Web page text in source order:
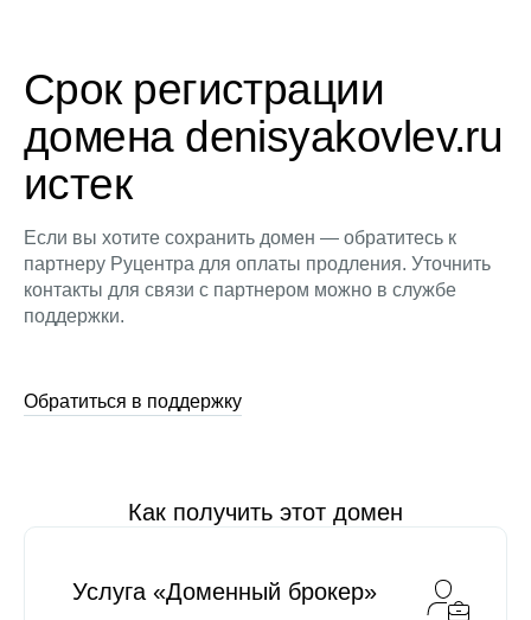
Срок регистрации
домена denisyakovlev.ru
истек
Если вы хотите сохранить домен — обратитесь к
партнеру Руцентра для оплаты продления. Уточнить
контакты для связи с партнером можно в службе
поддержки.
Обратиться в поддержку
Как получить этот домен
Услуга «Доменный брокер»